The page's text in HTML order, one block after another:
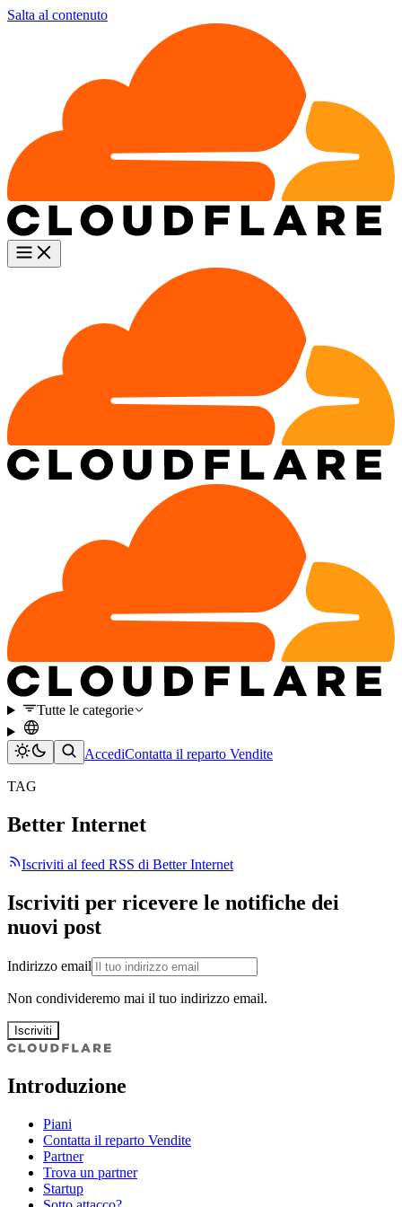
Salta al contenuto
Tutte le categorie
AccediContatta il reparto Vendite
TAG
Better Internet
Iscriviti al feed RSS di Better Internet
Iscriviti per ricevere le notifiche dei
nuovi post
Indirizzo email
Non condivideremo mai il tuo indirizzo email.
Iscriviti
Introduzione
Piani
Contatta il reparto Vendite
Partner
Trova un partner
Startup